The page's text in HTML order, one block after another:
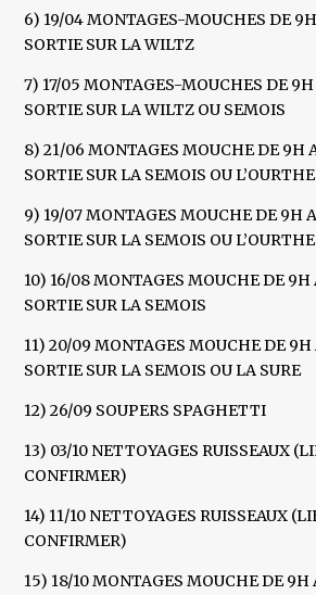
6) 19/04 MONTAGES-MOUCHES DE
SORTIE SUR LA WILTZ
7) 17/05 MONTAGES-MOUCHES DE
SORTIE SUR LA WILTZ OU SEMOIS
8) 21/06 MONTAGES MOUCHE DE 9H
SORTIE SUR LA SEMOIS OU L’OURTHE
9) 19/07 MONTAGES MOUCHE DE 9H
SORTIE SUR LA SEMOIS OU L’OURTHE
10) 16/08 MONTAGES MOUCHE DE 9H
SORTIE SUR LA SEMOIS
11) 20/09 MONTAGES MOUCHE DE
SORTIE SUR LA SEMOIS OU LA SURE
12) 26/09 SOUPERS SPAGHETTI
13) 03/10 NETTOYAGES RUISSEAUX
CONFIRMER)
14) 11/10 NETTOYAGES RUISSEAUX
CONFIRMER)
15) 18/10 MONTAGES MOUCHE DE 9H